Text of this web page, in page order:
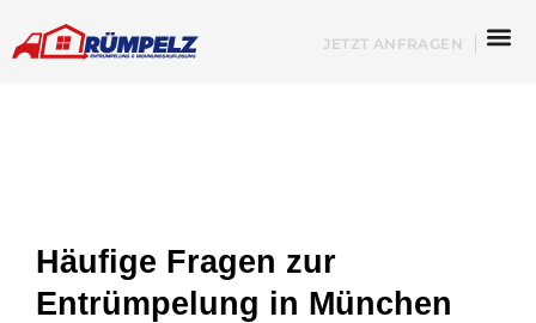
JETZT ANFRAGEN
Häufige Fragen zur
Entrümpelung in München